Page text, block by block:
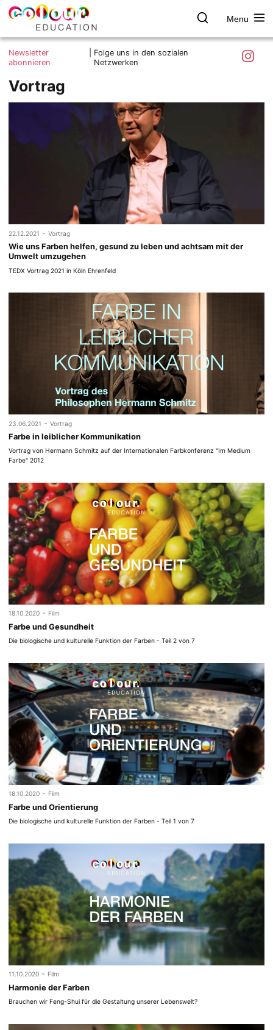
Skip
colour.education
Farbe
entdecken
Menu
Was ist colour.education?
Ziele und Mitmachen
Kontakt
Impressum
Datenschutzerklärung
Newsletter
abonnieren
Folge uns in den sozialen
Netzwerken
Vortrag
22.12.2021 - Vortrag
Wie uns Farben helfen, gesund zu leben und achtsam mit der
Umwelt umzugehen
TEDX Vortrag 2021 in Köln Ehrenfeld
23.06.2021 - Vortrag
Farbe in leiblicher Kommunikation
Vortrag von Hermann Schmitz auf der Internationalen Farbkonferenz "Im Medium
Farbe" 2012
18.10.2020 - Film
Farbe und Gesundheit
Die biologische und kulturelle Funktion der Farben - Teil 2 von 7
18.10.2020 - Film
Farbe und Orientierung
Die biologische und kulturelle Funktion der Farben - Teil 1 von 7
11.10.2020 - Film
Harmonie der Farben
Brauchen wir Feng-Shui für die Gestaltung unserer Lebenswelt?